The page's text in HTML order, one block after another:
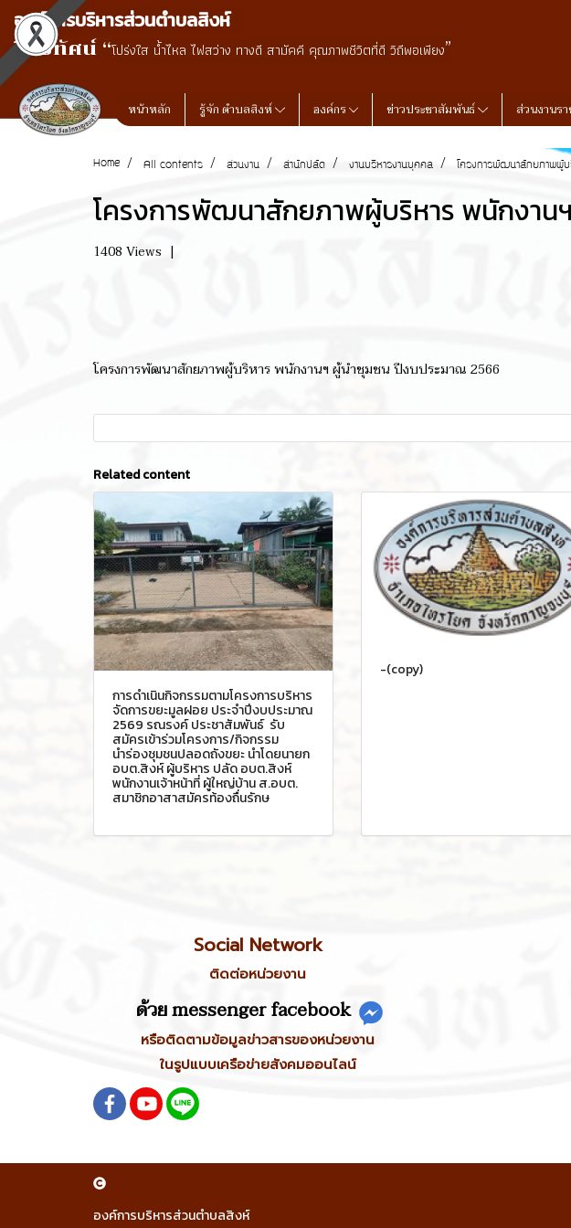
องค์การบริหารส่วนตำบลสิงห์
วิสัยทัศน์ “โปร่งใส น้ำไหล ไฟสว่าง ทางดี สามัคคี คุณภาพชีวิตที่ดี วิถีพอเพียง”
หน้าหลัก รู้จัก ตำบลสิงห์ องค์กร ข่าวประชาสัมพันธ์ ส่วนงานร
Home All contents ส่วนงาน สำนักปลัด งานบริหารงานบุคคล โครงการพัฒนาสักยภาพผู้
โครงการพัฒนาสักยภาพผู้บริหาร พนักงาน
1408 Views |
โครงการพัฒนาสักยภาพผู้บริหาร พนักงานฯ ผู้นำชุมชน ปีงบประมาณ 2566
Related content
การดำเนินกิจกรรมตามโครงการบริหาร
จัดการขยะมูลฝอย ประจำปีงบประมาณ
2569 รณรงค์ ประชาสัมพันธ์ รับ
สมัครเข้าร่วมโครงการ/กิจกรรม
นำร่องชุมชนปลอดถังขยะ นำโดยนายก
อบต.สิงห์ ผู้บริหาร ปลัด อบต.สิงห์
พนักงานเจ้าหน้าที่ ผู้ใหญ่บ้าน ส.อบต.
สมาชิกอาสาสมัครท้องถื่นรักษ
-(copy)
Social Network
ติดต่อหน่วยงาน
ด้วย messenger facebook
หรือติดตามข้อมูลข่าวสารของหน่วยงาน
ในรูปแบบเครือข่ายสังคมออนไลน์
องค์การบริหารส่วนตำบลสิงห์